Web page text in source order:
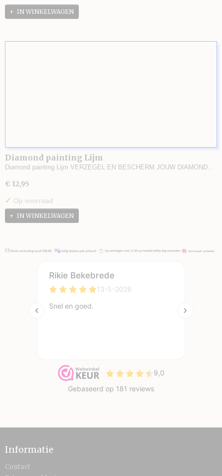
IN WINKELWAGEN
Diamond painting Lijm
Diamond painting Lijm VERZEGEL EN BESCHERM JOUW DIAMOND…
€ 12,95
✓ Op voorraad
IN WINKELWAGEN
Informatie
Contact